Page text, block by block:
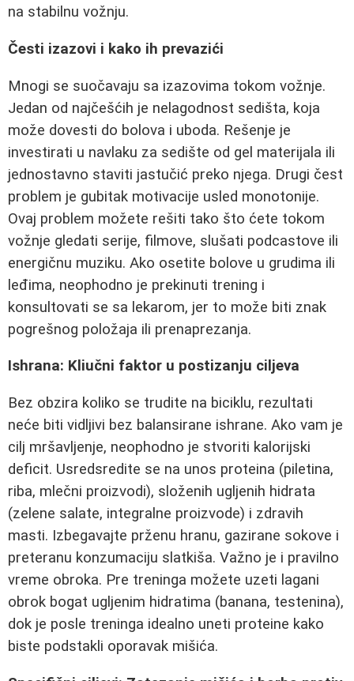
na stabilnu vožnju.
Česti izazovi i kako ih prevazići
Mnogi se suočavaju sa izazovima tokom vožnje.
Jedan od najčešćih je nelagodnost sedišta, koja
može dovesti do bolova i uboda. Rešenje je
investirati u navlaku za sedište od gel materijala ili
jednostavno staviti jastučić preko njega. Drugi čest
problem je gubitak motivacije usled monotonije.
Ovaj problem možete rešiti tako što ćete tokom
vožnje gledati serije, filmove, slušati podcastove ili
energičnu muziku. Ako osetite bolove u grudima ili
leđima, neophodno je prekinuti trening i
konsultovati se sa lekarom, jer to može biti znak
pogrešnog položaja ili prenaprezanja.
Ishrana: Kliučni faktor u postizanju ciljeva
Bez obzira koliko se trudite na biciklu, rezultati
neće biti vidljivi bez balansirane ishrane. Ako vam je
cilj mršavljenje, neophodno je stvoriti kalorijski
deficit. Usredsredite se na unos proteina (piletina,
riba, mlečni proizvodi), složenih ugljenih hidrata
(zelene salate, integralne proizvode) i zdravih
masti. Izbegavajte prženu hranu, gazirane sokove i
preteranu konzumaciju slatkiša. Važno je i pravilno
vreme obroka. Pre treninga možete uzeti lagani
obrok bogat ugljenim hidratima (banana, testenina),
dok je posle treninga idealno uneti proteine kako
biste podstakli oporavak mišića.